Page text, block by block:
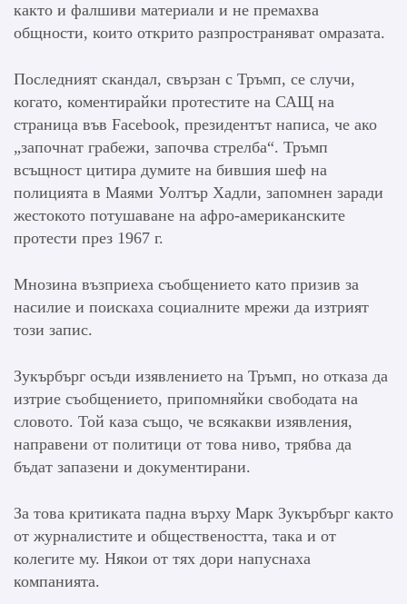
както и фалшиви материали и не премахва
общности, които открито разпространяват омразата.
Последният скандал, свързан с Тръмп, се случи,
когато, коментирайки протестите на САЩ на
страница във Facebook, президентът написа, че ако
„започнат грабежи, започва стрелба“. Тръмп
всъщност цитира думите на бившия шеф на
полицията в Маями Уолтър Хадли, запомнен заради
жестокото потушаване на афро-американските
протести през 1967 г.
Мнозина възприеха съобщението като призив за
насилие и поискаха социалните мрежи да изтрият
този запис.
Зукърбърг осъди изявлението на Тръмп, но отказа да
изтрие съобщението, припомняйки свободата на
словото. Той каза също, че всякакви изявления,
направени от политици от това ниво, трябва да
бъдат запазени и документирани.
За това критиката падна върху Марк Зукърбърг както
от журналистите и обществеността, така и от
колегите му. Някои от тях дори напуснаха
компанията.